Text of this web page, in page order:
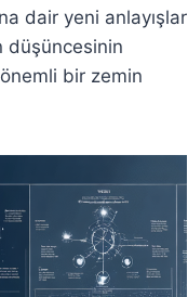
dair yeni anlayışlar
düşüncesinin
bir zemin